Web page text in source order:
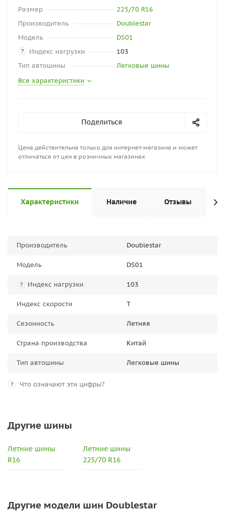
Размер
225/70 R16
Производитель
Doublestar
Модель
DS01
? Индекс нагрузки
103
Тип автошины
Легковые шины
Все характеристики
Поделиться
Цена действительна только для интернет-магазина и может
отличаться от цен в розничных магазинах
Характеристики Наличие Отзывы
Производитель Doublestar
Модель DS01
? Индекс нагрузки 103
Индекс скорости T
Сезонность Летняя
Страна производства Китай
Тип автошины Легковые шины
? Что означают эти цифры?
Другие шины
Летние шины
R16
Летние шины
225/70 R16
Другие модели шин Doublestar